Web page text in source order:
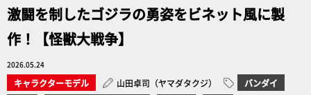
激闘を制したゴジラの勇姿をビネット風に製
作！【怪獣大戦争】
2026.05.24
キャラクターモデル 山田卓司（ヤマダタクジ）
バンダイ